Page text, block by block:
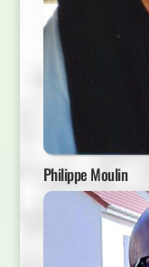
Philippe Moulin